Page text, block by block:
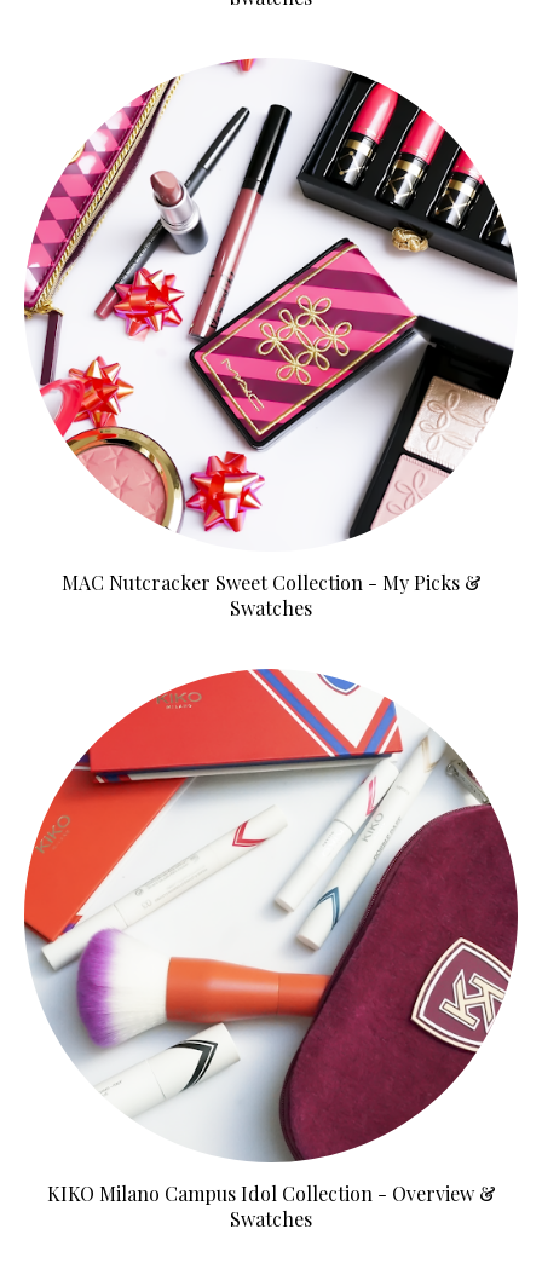
MAC Nutcracker Sweet Collection - My Picks &
Swatches
KIKO Milano Campus Idol Collection - Overview &
Swatches